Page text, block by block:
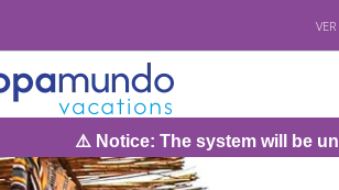
system will be under maintenance on